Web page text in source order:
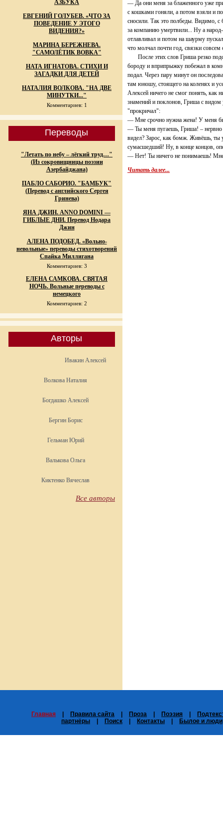
АЗБУКА
ЕВГЕНИЙ ГОЛУБЕВ. «ЧТО ЗА
ПОВЕДЕНИЕ У ЭТОГО
ВИДЕНИЯ?»
МАРИНА БЕРЕЖНЕВА.
"САМОЛЁТИК ВОВКА"
НАТА ИГНАТОВА. СТИХИ И
ЗАГАДКИ ДЛЯ ДЕТЕЙ
НАТАЛИЯ ВОЛКОВА. "НА ДВЕ
МИНУТКИ..."
Комментариев: 1
Переводы
"Летать по небу – лёгкий труд…"
(Из сокровищницы поэзии
Азербайджана)
ПАБЛО САБОРИО. "БАМБУК"
(Перевод с английского Сергея
Гринева)
ЯНА ДЖИН. ANNO DOMINI —
ГИБЛЫЕ ДНИ. Перевод Нодара
Джин
АЛЕНА ПОДОБЕД. «Вольно-
невольные» переводы стихотворений
Спайка Миллигана
Комментариев: 3
ЕЛЕНА САМКОВА. СВЯТАЯ
НОЧЬ. Вольные переводы с
немецкого
Комментариев: 2
Авторы
Ивакин Алексей
Волкова Наталия
Богдашко Алексей
Бергин Борис
Гельман Юрий
Валькова Ольга
Киктенко Вячеслав
Все авторы
— Да они меня за блаженного уже
с кошками гоняли, а потом взяли и
сносили. Так это полбеды. Видимо,
за компанию умертвили... Ну а
отлавливал и потом на шаурму
что молчал почти год, связки совсем
После этих слов Гриша резко
бороду и вприпрыжку побежал в
подал. Через пару минут он
там юношу, стоящего на коленях и
Алексей ничего не смог понять, как
знамений и поклонов, Гриша с
"прокричал":
— Мне срочно нужна жена! У меня
— Ты меня пугаешь, Гриша! – нервно
видел? Зарос, как бомж. Живёшь, ты
сумасшедший! Ну, в конце концов,
— Нет! Ты ничего не понимаешь!
Читать далее...
Главная Правила сайта Проза Поэзия
партнёры
Поиск Контакты Былое и люди